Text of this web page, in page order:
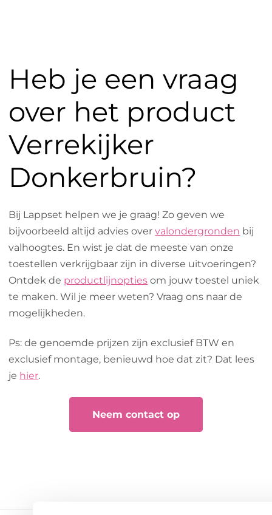
Heb je een vraag
over het product
Verrekijker
Donkerbruin?
Bij Lappset helpen we je graag! Zo geven we
bijvoorbeeld altijd advies overvalondergronden bij
valhoogtes. En wist je dat de meeste van onze
toestellen verkrijgbaar zijn in diverse uitvoeringen?
Ontdek de productlijnopties om jouw toestel uniek
te maken. Wil je meer weten? Vraag ons naar de
mogelijkheden.
Ps: de genoemde prijzen zijn exclusief BTW en
exclusief montage, benieuwd hoe dat zit? Dat lees
je hier.
Neem contact op